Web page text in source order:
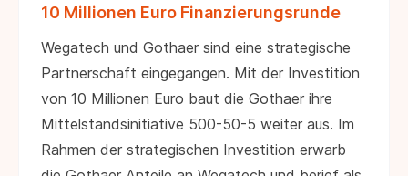
10 Millionen Euro Finanzierungsrunde
Wegatech und Gothaer sind eine strategische
Partnerschaft eingegangen. Mit der Investition
von 10 Millionen Euro baut die Gothaer ihre
Mittelstandsinitiative 500-50-5 weiter aus. Im
Rahmen der strategischen Investition erwarb